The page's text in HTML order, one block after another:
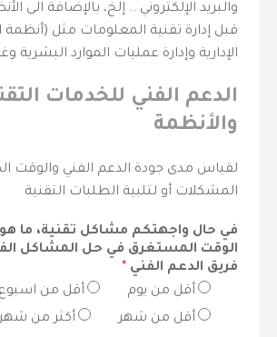
والبريد الإلكتروني .. إلخ، بالإضافة الى
قبل إدارة تقنية المعلومات مثل (أنظمة
الإدارية وإدارة عمليات الموارد البشرية
الدعم الفني للخدمات
والأنظمة
لقياس مدى جودة الدعم الفني والوقت
المشكلات أو لتلبية الطلبات التقنية
في حال واجهتكم مشاكل تقنية، ما
الوقت المستغرق في حل المشاكل
فريق الدعم الفني *
أقل من يوم
أقل من اسبوع
أقل من شهر
أكثر من شهر